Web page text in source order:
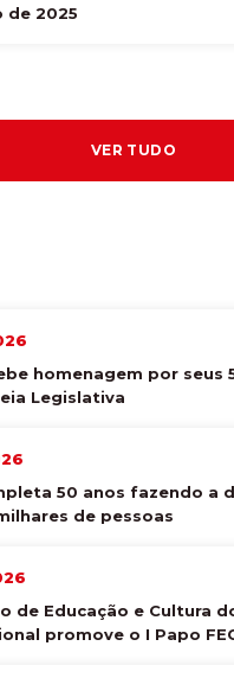
de 2025
VER TUDO
homenagem por seus
Legislativa
50 anos fazendo a
de pessoas
de Educação e Cultura
promove o I Papo